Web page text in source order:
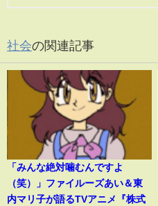
社会の関連記事
「みんな絶対噛むんですよ
（笑）」ファイルーズあい＆東
内マリ子が語るTVアニメ『株式